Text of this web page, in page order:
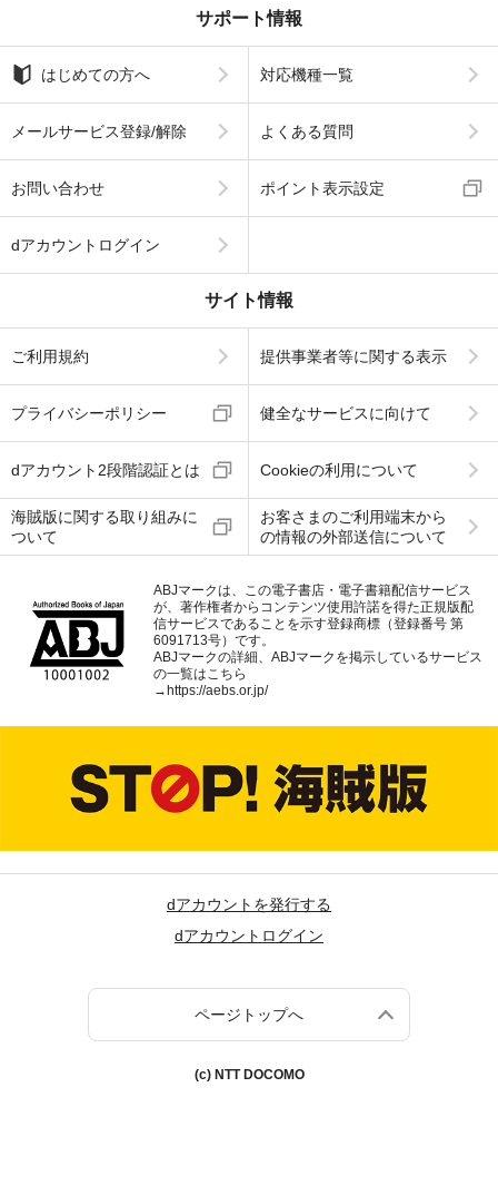
サポート情報
はじめての方へ 対応機種一覧
メールサービス登録/解除 よくある質問
お問い合わせ ポイント表示設定
dアカウントログイン
サイト情報
ご利用規約 提供事業者等に関する表示
プライバシーポリシー 健全なサービスに向けて
dアカウント2段階認証とは Cookieの利用について
海賊版に関する取り組みに
ついて
お客さまのご利用端末から
の情報の外部送信について
ABJマークは、この電子書店・電子書籍配信サービス
が、著作権者からコンテンツ使用許諾を得た正規版配
信サービスであることを示す登録商標（登録番号 第
6091713号）です。
ABJマークの詳細、ABJマークを掲示しているサービス
の一覧はこちら
→ https://aebs.or.jp/
dアカウントを発行する
dアカウントログイン
ページトップへ
(c) NTT DOCOMO